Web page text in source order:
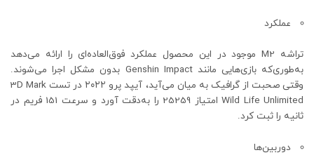
عملکرد
تراشه M2 موجود در این محصول عملکرد فوق‌العاده‌ای را ارائه می‌دهد
به‌طوری‌که بازی‌هایی مانند Genshin Impact بدون مشکل اجرا می‌شوند.
وقتی صحبت از گرافیک به میان می‌آید، آیپد پرو ۲۰۲۲ در تست 3D Mark
Wild Life Unlimited امتیاز 25259 را به‌دقت آورد و سرعت 151 فریم در
ثانیه را ثبت کرد.
دوربین‌ها